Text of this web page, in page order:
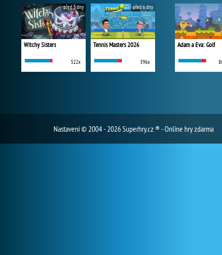
Witchy Sisters
522x
před 5 dny
Tennis Masters 2026
596x
před 6 dny
Adam a Eva: Golf
Nastavení© 2004 - 2026 Superhry.cz ® - Online hry zdarma